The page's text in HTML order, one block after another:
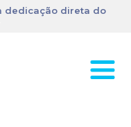
dedicação direta do